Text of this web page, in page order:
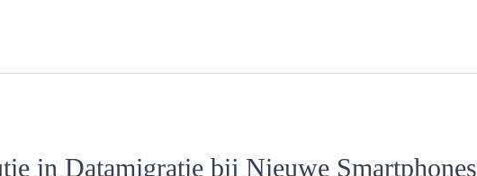
in Datamigratie bij Nieuwe Smartphones